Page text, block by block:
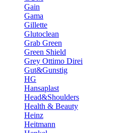
Gain
Gama
Gillette
Glutoclean
Grab Green
Green Shield
Grey Ottimo Direi
Gut&Gunstig
HG
Hansaplast
Head&Shoulders
Health & Beauty
Heinz
Heitmann